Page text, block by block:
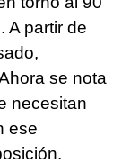
A partir de
se nota
necesitan
ese